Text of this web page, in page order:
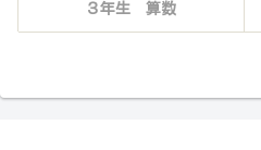
３年生 算数